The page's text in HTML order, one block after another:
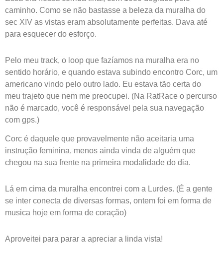
caminho. Como se não bastasse a beleza da muralha do
sec XIV as vistas eram absolutamente perfeitas. Dava até
para esquecer do esforço.
Pelo meu track, o loop que fazíamos na muralha era no
sentido horário, e quando estava subindo encontro Corc, um
americano vindo pelo outro lado. Eu estava tão certa do
meu trajeto que nem me preocupei. (Na RatRace o percurso
não é marcado, você é responsável pela sua navegação
com gps.)
Corc é daquele que provavelmente não aceitaria uma
instrução feminina, menos ainda vinda de alguém que
chegou na sua frente na primeira modalidade do dia.
Lá em cima da muralha encontrei com a Lurdes. (É a gente
se inter conecta de diversas formas, ontem foi em forma de
musica hoje em forma de coração)
Aproveitei para parar a apreciar a linda vista!